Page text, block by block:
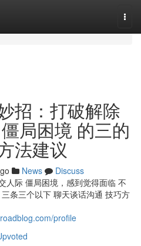
招：打破解除
局困境 的三的
法建议
News
Discuss
人际 僵局困境，感到觉得面临 不
条三个以下 聊天谈话沟通 技巧方
profile